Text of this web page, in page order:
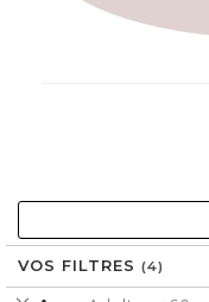
VOS FILTRES